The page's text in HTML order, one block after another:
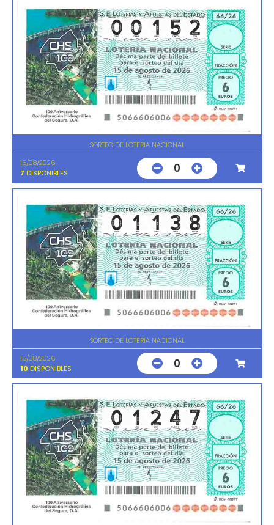
SORTEO DE LOTERIA NACIONAL
15/08/2026
7 DISPONIBLES 0
SORTEO DE LOTERIA NACIONAL
15/08/2026
10 DISPONIBLES 0